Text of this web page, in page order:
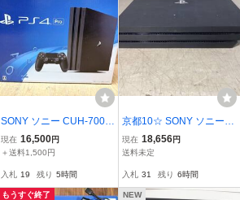
SONY ソニー CUH-7000
B PlayStation4 Pro PS4
プレイステーション4 プ
4
現在 16,500円
＋送料1,500円
入札 19 残り 5時間
京都10☆ SONY ソニー Pl
ayStation4 Pro CUH-700
0B 本体のみ
現在 18,656円
送料未定
入札 31 残り 6時間
もうすぐ終了 NEW